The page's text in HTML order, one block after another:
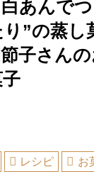
あんで
”の蒸し
子さん
レシピ お